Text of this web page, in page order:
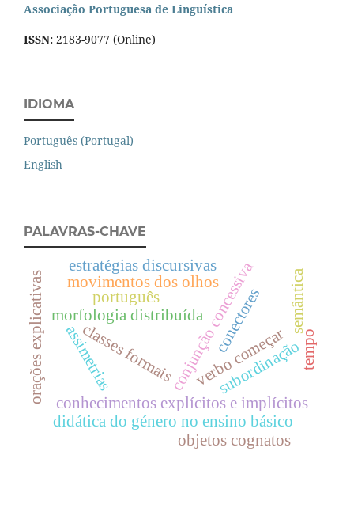
Associação Portuguesa de Linguística
ISSN: 2183-9077 (Online)
IDIOMA
Português (Portugal)
English
PALAVRAS-CHAVE
verbo começar
conjunção concessiva
morfologia distribuída
classes formais
conhecimentos explícitos e implícitos
didática do género no ensino básico
orações explicativas subordinação
português conectores semântica
tempo
assimetrias
objetos cognatos
movimentos dos olhos
estratégias discursivas